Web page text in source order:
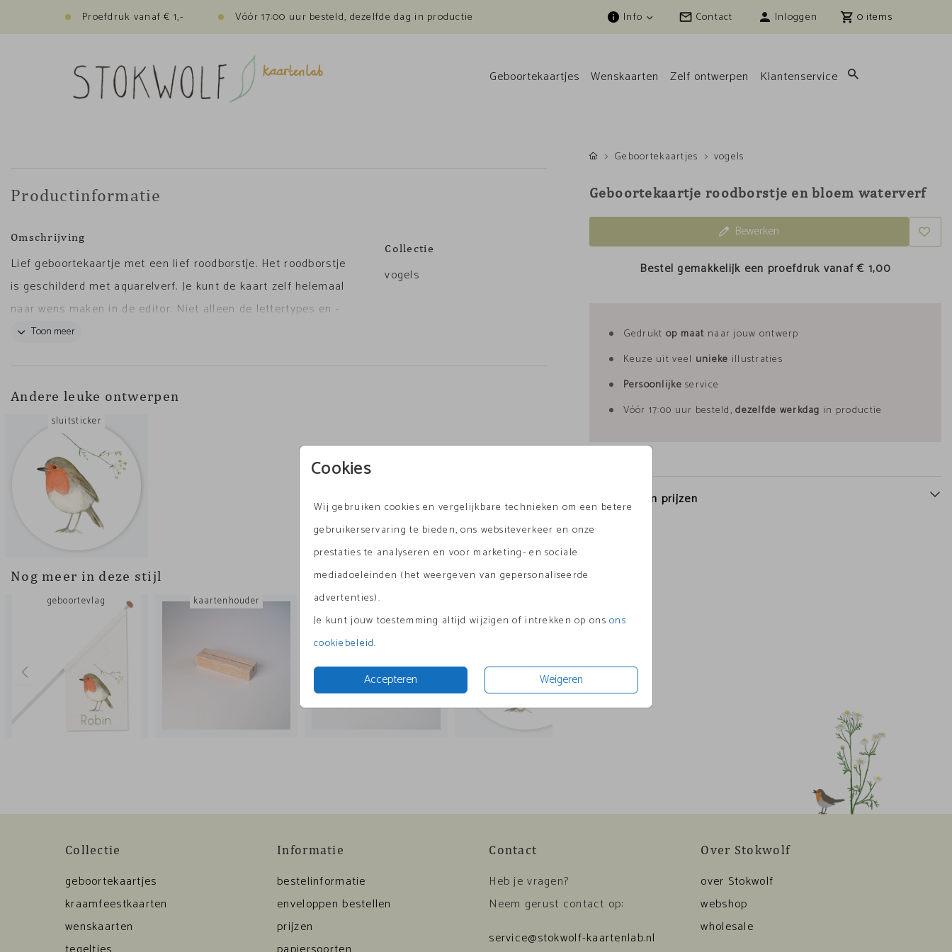
Proefdruk vanaf € 1,- Vóór 17:00 uur besteld, dezelfde dag in productie Info Contact Inloggen 0
Geboortekaartjes Wenskaarten Zelf ontwerpen Klantenservice
Cookies
Wij gebruiken cookies en vergelijkbare technieken om een betere
gebruikerservaring te bieden, ons websiteverkeer en onze
prestaties te analyseren en voor marketing- en sociale
mediadoeleinden (het weergeven van gepersonaliseerde
advertenties).
Je kunt jouw toestemming altijd wijzigen of intrekken op onsons
cookiebeleid.
Accepteren Weigeren
Productinformatie
Omschrijving
Lief geboortekaartje met een lief roodborstje. Het roodborstje
is geschilderd met aquarelverf. Je kunt de kaart zelf helemaal
naar wens maken in de editor. Niet alleen de lettertypes en -
kleuren kun je aanpassen, maar je kunt ook (bijna) alle
Toon meer
Collectie
vogels
Andere leuke ontwerpen
sluitsticker
Nog meer in deze stijl
geboortevlag kaartenhouder kaartenhouder
Geboortekaartjes vogels
Geboortekaartje roodborstje en bloem waterverf
Bewerken
Bestel gemakkelijk een proefdruk vanaf€ 1,00
Gedrukt op maat naar jouw ontwerp
Keuze uit veel unieke illustraties
Persoonlijke service
Vóór 17:00 uur besteld,dezelfde werkdag in productie
Formaten en prijzen
Collectie
geboortekaartjes
kraamfeestkaarten
wenskaarten
Informatie
bestelinformatie
enveloppen bestellen
prijzen
Contact
Heb je vragen?
Neem gerust contact op:
service@stokwolf-kaartenlab.nl
Over Stokwolf
over Stokwolf
webshop
wholesale